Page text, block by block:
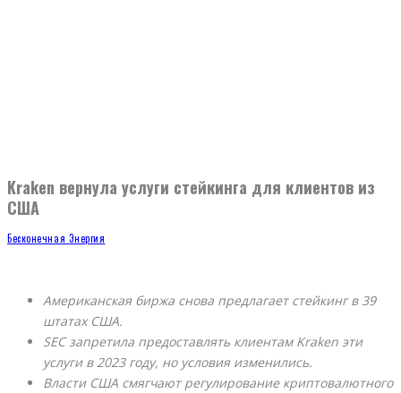
Kraken вернула услуги стейкинга для клиентов из
США
Бесконечная Энергия
Американская биржа снова предлагает стейкинг в 39
штатах США.
SEC запретила предоставлять клиентам Kraken эти
услуги в 2023 году, но условия изменились.
Власти США смягчают регулирование криптовалютного